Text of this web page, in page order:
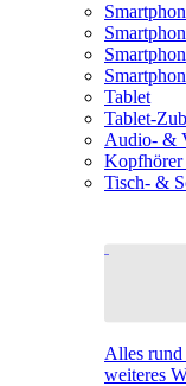
Tablet
Tablet-
Audio- &
Kopfhörer
Tisch- &
Alles
weiteres